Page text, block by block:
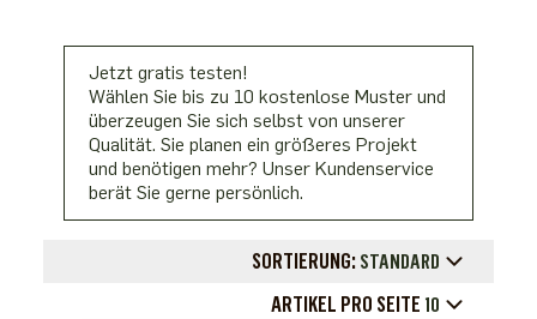
Jetzt gratis testen!
Wählen Sie bis zu 10 kostenlose Muster und
überzeugen Sie sich selbst von unserer
Qualität. Sie planen ein größeres Projekt
und benötigen mehr? Unser Kundenservice
berät Sie gerne persönlich.
SORTIERUNG: STANDARD
ARTIKEL PRO SEITE 10